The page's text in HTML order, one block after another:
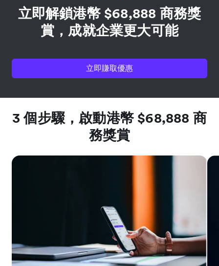
立即解鎖港幣 $68,888 商務獎
賞，成就企業更大可能
立即賺取優惠
3 個步驟，啟動港幣 $68,888 商
務獎賞